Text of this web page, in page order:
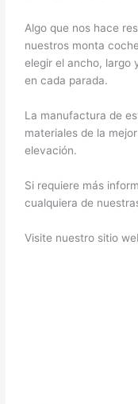
Algo que nos hace
nuestros monta
elegir el ancho, largo
en cada parada.
La manufactura de
materiales de la
elevación.
Si requiere más
cualquiera de
Visite nuestro sitio